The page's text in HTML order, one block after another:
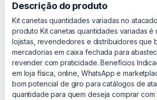
Descrição do produto
Kit canetas quantidades variadas no
produto Kit canetas quantidades variadas é
lojistas, revendedores e distribuidores que
mercadorias em caixa fechada para
revender com praticidade. Benefícios
em loja física, online, WhatsApp e
bom potencial de giro para catálogos de
quantidade para quem deseja comprar